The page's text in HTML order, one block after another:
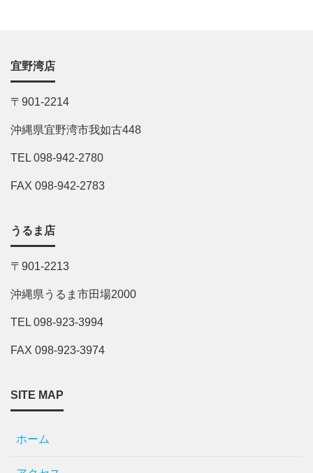
宜野湾店
〒901-2214
沖縄県宜野湾市我如古448
TEL 098-942-2780
FAX 098-942-2783
うるま店
〒901-2213
沖縄県うるま市田場2000
TEL 098-923-3994
FAX 098-923-3974
SITE MAP
ホーム